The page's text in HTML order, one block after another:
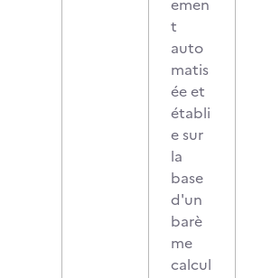
emen
t
auto
matis
ée et
établi
e sur
la
base
d'un
barè
me
calcul